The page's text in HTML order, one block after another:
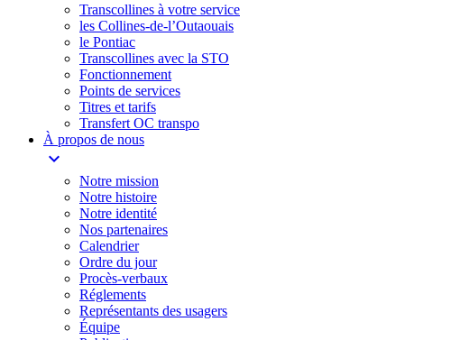
Transcollines à votre service​
les Collines-de-l’Outaouais​
le Pontiac​
Transcollines avec la STO
Fonctionnement
Points de services
Titres et tarifs
Transfert OC transpo
À propos de nous
expand_more
Notre mission
Notre histoire
Notre identité
Nos partenaires
Calendrier
Ordre du jour
Procès-verbaux
Réglements
Représentants des usagers
Équipe